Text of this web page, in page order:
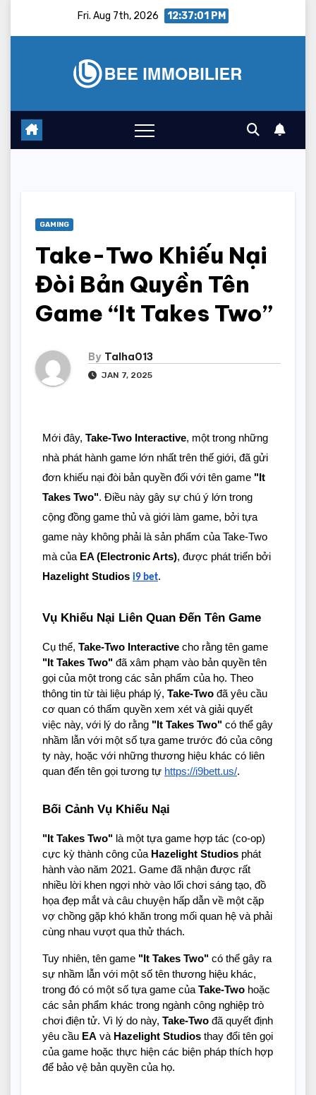
Fri. Aug 7th, 2026 12:37:02 PM
GAMING
Take-Two Khiếu Nại
Đòi Bản Quyền Tên
Game “It Takes Two”
By Talha013
JAN 7, 2025
Mới đây, Take-Two Interactive, một trong những
nhà phát hành game lớn nhất trên thế giới, đã gửi
đơn khiếu nại đòi bản quyền đối với tên game "It
Takes Two". Điều này gây sự chú ý lớn trong
cộng đồng game thủ và giới làm game, bởi tựa
game này không phải là sản phẩm của Take-Two
mà của EA (Electronic Arts), được phát triển bởi
Hazelight Studios i9 bet.
Vụ Khiếu Nại Liên Quan Đến Tên Game
Cụ thể, Take-Two Interactive cho rằng tên game
"It Takes Two" đã xâm phạm vào bản quyền tên
gọi của một trong các sản phẩm của họ. Theo
thông tin từ tài liệu pháp lý, Take-Two đã yêu cầu
cơ quan có thẩm quyền xem xét và giải quyết
việc này, với lý do rằng "It Takes Two" có thể gây
nhầm lẫn với một số tựa game trước đó của công
ty này, hoặc với những thương hiệu khác có liên
quan đến tên gọi tương tự https://i9bett.us/.
Bối Cảnh Vụ Khiếu Nại
"It Takes Two" là một tựa game hợp tác (co-op)
cực kỳ thành công của Hazelight Studios phát
hành vào năm 2021. Game đã nhận được rất
nhiều lời khen ngợi nhờ vào lối chơi sáng tạo, đồ
họa đẹp mắt và câu chuyện hấp dẫn về một cặp
vợ chồng gặp khó khăn trong mối quan hệ và phải
cùng nhau vượt qua thử thách.
Tuy nhiên, tên game "It Takes Two" có thể gây ra
sự nhầm lẫn với một số tên thương hiệu khác,
trong đó có một số tựa game củaTake-Two hoặc
các sản phẩm khác trong ngành công nghiệp trò
chơi điện tử. Vì lý do này, Take-Two đã quyết định
yêu cầu EA và Hazelight Studios thay đổi tên gọi
của game hoặc thực hiện các biện pháp thích hợp
để bảo vệ bản quyền của họ.